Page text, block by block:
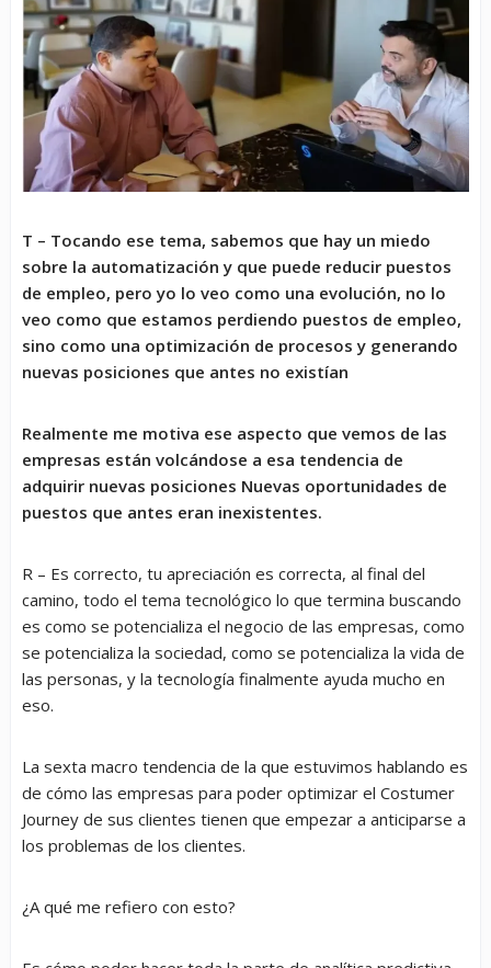
T – Tocando ese tema, sabemos que hay un miedo
sobre la automatización y que puede reducir puestos
de empleo, pero yo lo veo como una evolución, no lo
veo como que estamos perdiendo puestos de empleo,
sino como una optimización de procesos y generando
nuevas posiciones que antes no existían
Realmente me motiva ese aspecto que vemos de las
empresas están volcándose a esa tendencia de
adquirir nuevas posiciones Nuevas oportunidades de
puestos que antes eran inexistentes.
R – Es correcto, tu apreciación es correcta, al final del
camino, todo el tema tecnológico lo que termina buscando
es como se potencializa el negocio de las empresas, como
se potencializa la sociedad, como se potencializa la vida de
las personas, y la tecnología finalmente ayuda mucho en
eso.
La sexta macro tendencia de la que estuvimos hablando es
de cómo las empresas para poder optimizar el Costumer
Journey de sus clientes tienen que empezar a anticiparse a
los problemas de los clientes.
¿A qué me refiero con esto?